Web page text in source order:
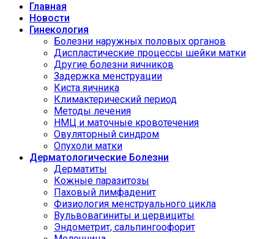
Главная
Новости
Гинекология
Болезни наружных половых органов
Диспластические процессы шейки матки
Другие болезни яичников
Задержка менструации
Киста яичника
Климактерический период
Методы лечения
НМЦ и маточные кровотечения
Овуляторный синдром
Опухоли матки
Дерматологические Болезни
Дерматиты
Кожные паразитозы
Паховый лимфаденит
Физиология менструального цикла
Вульвовагиниты и цервициты
Эндометрит, сальпингоофорит